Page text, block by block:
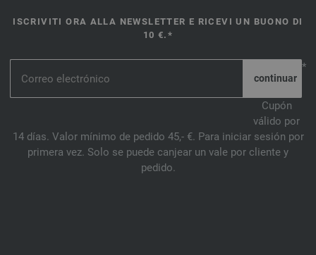
ISCRIVITI ORA ALLA NEWSLETTER E RICEVI UN BUONO DI
10 €.*
*
Cupón
válido por
14 días. Valor mínimo de pedido 45,- €. Para iniciar sesión por
primera vez. Solo se puede canjear un vale por cliente y
pedido.